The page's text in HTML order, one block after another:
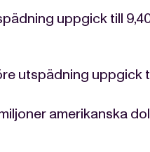
uppgick till
utspädning uppgick
amerikanska